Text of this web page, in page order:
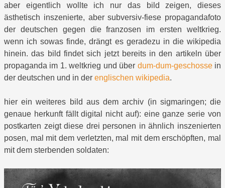
aber eigentlich wollte ich nur das bild zeigen, dieses
ästhetisch inszenierte, aber subversiv-fiese propagandafoto
der deutschen gegen die franzosen im ersten weltkrieg.
wenn ich sowas finde, drängt es geradezu in die wikipedia
hinein. das bild findet sich jetzt bereits in den artikeln über
propaganda im 1. weltkrieg und über dum-dum-geschossein
der deutschen und in der englischen wikipedia.
hier ein weiteres bild aus dem archiv (in sigmaringen; die
genaue herkunft fällt digital nicht auf): eine ganze serie von
postkarten zeigt diese drei personen in ähnlich inszenierten
posen, mal mit dem verletzten, mal mit dem erschöpften, mal
mit dem sterbenden soldaten: